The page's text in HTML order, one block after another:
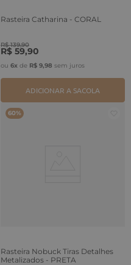
Rasteira Catharina - CORAL
R$ 139,90
R$ 59,90
ou 6x de R$ 9,98 sem juros
ADICIONAR A SACOLA
60%
Rasteira Nobuck Tiras Detalhes
Metalizados - PRETA